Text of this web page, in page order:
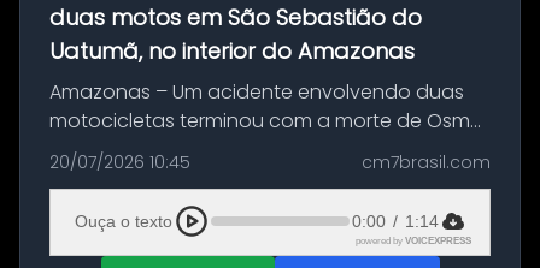
duas motos em São Sebastião do
Uatumã, no interior do Amazonas
Amazonas – Um acidente envolvendo duas
motocicletas terminou com a morte de Osmar
Figueiredo de Souza, de 38 anos, no município
de São Sebastião do Uatumã, no interior do
Amazonas. A colisão ocorreu n...
20/07/2026 10:45 cm7brasil.com
Ouça o texto 0:00 / 1:14
powered by VOICEXPRESS